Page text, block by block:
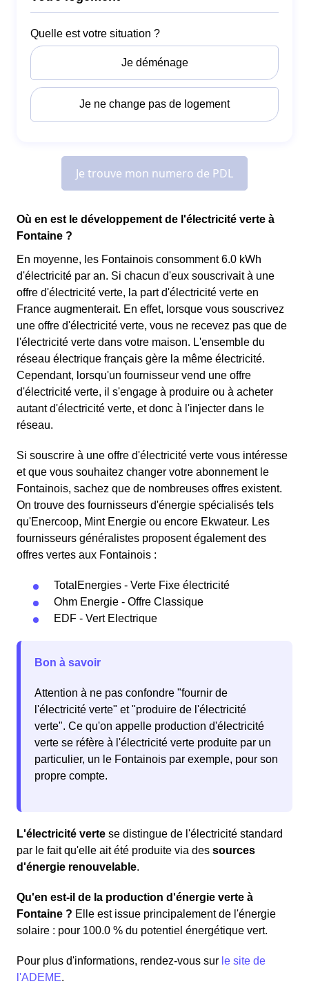
Où en est le développement de l'électricité verte à
Fontaine ?
En moyenne, les Fontainois consomment 6.0 kWh
d'électricité par an. Si chacun d'eux souscrivait à une
offre d'électricité verte, la part d'électricité verte en
France augmenterait. En effet, lorsque vous souscrivez
une offre d'électricité verte, vous ne recevez pas que de
l'électricité verte dans votre maison. L'ensemble du
réseau électrique français gère la même électricité.
Cependant, lorsqu'un fournisseur vend une offre
d'électricité verte, il s'engage à produire ou à acheter
autant d'électricité verte, et donc à l'injecter dans le
réseau.
Si souscrire à une offre d'électricité verte vous intéresse
et que vous souhaitez changer votre abonnement le
Fontainois, sachez que de nombreuses offres existent.
On trouve des fournisseurs d'énergie spécialisés tels
qu'Enercoop, Mint Energie ou encore Ekwateur. Les
fournisseurs généralistes proposent également des
offres vertes aux Fontainois :
TotalEnergies - Verte Fixe électricité
Ohm Energie - Offre Classique
EDF - Vert Electrique
Bon à savoir
Attention à ne pas confondre "fournir de
l'électricité verte" et "produire de l'électricité
verte". Ce qu'on appelle production d'électricité
verte se réfère à l'électricité verte produite par un
particulier, un le Fontainois par exemple, pour son
propre compte.
L'électricité verte se distingue de l'électricité standard
par le fait qu'elle ait été produite via des sources
d'énergie renouvelable.
Qu'en est-il de la production d'énergie verte à
Fontaine ? Elle est issue principalement de l'énergie
solaire : pour 100.0 % du potentiel énergétique vert.
Pour plus d'informations, rendez-vous sur le site de
l'ADEME.